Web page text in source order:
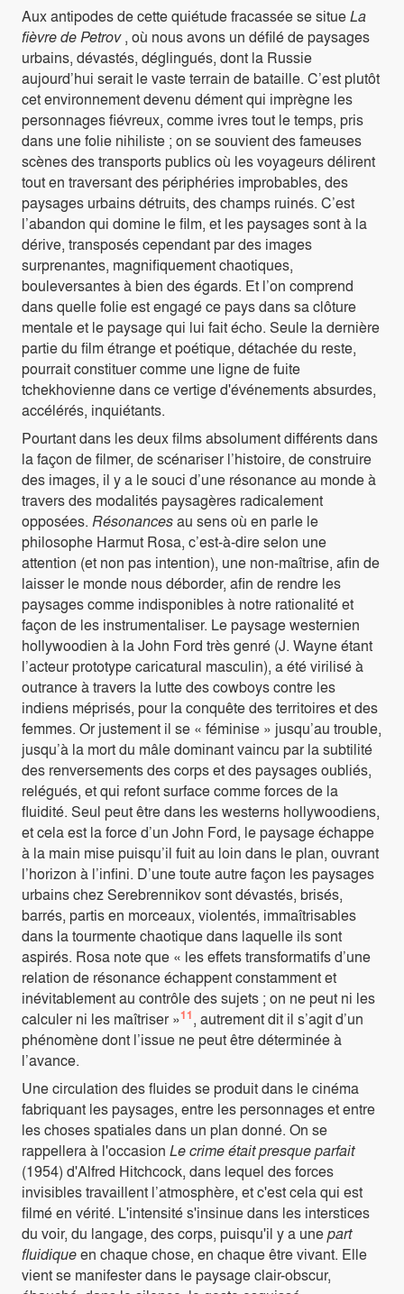
Aux antipodes de cette quiétude fracassée se situeLa
fièvre de Petrov, où nous avons un défilé de paysages
urbains, dévastés, déglingués, dont la Russie
aujourd’hui serait le vaste terrain de bataille. C’est plutôt
cet environnement devenu dément qui imprègne les
personnages fiévreux, comme ivres tout le temps, pris
dans une folie nihiliste ; on se souvient des fameuses
scènes des transports publics où les voyageurs délirent
tout en traversant des périphéries improbables, des
paysages urbains détruits, des champs ruinés. C’est
l’abandon qui domine le film, et les paysages sont à la
dérive, transposés cependant par des images
surprenantes, magnifiquement chaotiques,
bouleversantes à bien des égards. Et l’on comprend
dans quelle folie est engagé ce pays dans sa clôture
mentale et le paysage qui lui fait écho. Seule la dernière
partie du film étrange et poétique, détachée du reste,
pourrait constituer comme une ligne de fuite
tchekhovienne dans ce vertige d'événements absurdes,
accélérés, inquiétants.
Pourtant dans les deux films absolument différents dans
la façon de filmer, de scénariser l’histoire, de construire
des images, il y a le souci d’une résonance au monde à
travers des modalités paysagères radicalement
opposées. Résonancesau sens où en parle le
philosophe Harmut Rosa, c’est-à-dire selon une
attention (et non pas intention), une non-maîtrise, afin de
laisser le monde nous déborder, afin de rendre les
paysages comme indisponibles à notre rationalité et
façon de les instrumentaliser. Le paysage westernien
hollywoodien à la John Ford très genré (J. Wayne étant
l’acteur prototype caricatural masculin), a été virilisé à
outrance à travers la lutte des cowboys contre les
indiens méprisés, pour la conquête des territoires et des
femmes. Or justement il se « féminise » jusqu’au trouble,
jusqu’à la mort du mâle dominant vaincu par la subtilité
des renversements des corps et des paysages oubliés,
relégués, et qui refont surface comme forces de la
fluidité. Seul peut être dans les westerns hollywoodiens,
et cela est la force d’un John Ford, le paysage échappe
à la main mise puisqu’il fuit au loin dans le plan, ouvrant
l’horizon à l’infini. D’une toute autre façon les paysages
urbains chez Serebrennikov sont dévastés, brisés,
barrés, partis en morceaux, violentés, immaîtrisables
dans la tourmente chaotique dans laquelle ils sont
aspirés. Rosa note que « les effets transformatifs d’une
relation de résonance échappent constamment et
inévitablement au contrôle des sujets ; on ne peut ni les
calculer ni les maîtriser »11, autrement dit il s’agit d’un
phénomène dont l’issue ne peut être déterminée à
l’avance.
Une circulation des fluides se produit dans le cinéma
fabriquant les paysages, entre les personnages et entre
les choses spatiales dans un plan donné. On se
rappellera à l'occasion Le crime était presque parfait
(1954) d'Alfred Hitchcock, dans lequel des forces
invisibles travaillent l’atmosphère, et c'est cela qui est
filmé en vérité. L'intensité s'insinue dans les interstices
du voir, du langage, des corps, puisqu'il y a unepart
fluidiqueen chaque chose, en chaque être vivant. Elle
vient se manifester dans le paysage clair-obscur,